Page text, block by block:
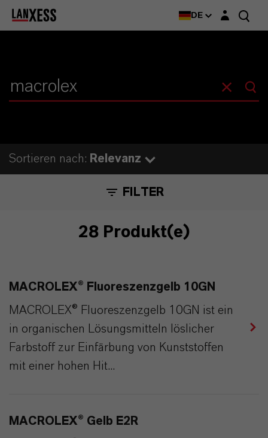
DE Login-Maske
Sortieren nach: Relevanz
FILTER
28 Produkt(e)
MACROLEX® Fluoreszenzgelb 10GN
MACROLEX® Fluoreszenzgelb 10GN ist ein
in organischen Lösungsmitteln löslicher
Farbstoff zur Einfärbung von Kunststoffen
mit einer hohen Hit...
MACROLEX® Gelb E2R